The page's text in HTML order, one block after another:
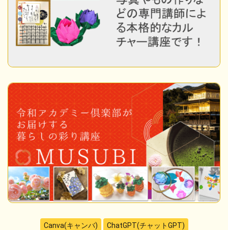
Canva(キャンバ) ChatGPT(チャットGPT)